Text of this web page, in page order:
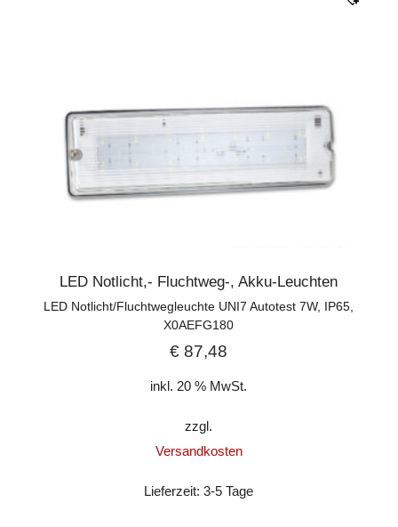
LED Notlicht,- Fluchtweg-, Akku-Leuchten
LED Notlicht/Fluchtwegleuchte UNI7 Autotest 7W, IP65,
X0AEFG180
€ 87,48
inkl. 20 % MwSt.
zzgl.
Versandkosten
Lieferzeit:3-5 Tage